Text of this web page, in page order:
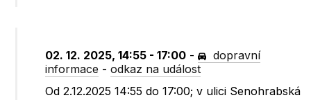
02. 12. 2025, 14:55 - 17:00 -
dopravní
informace -odkaz na událost
Od 2.12.2025 14:55 do 17:00; v ulici Senohrabská